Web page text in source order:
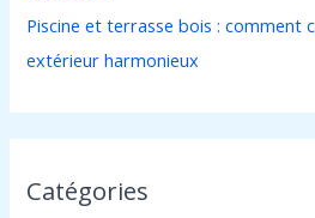
Piscine et terrasse bois : comment
extérieur harmonieux
Catégories